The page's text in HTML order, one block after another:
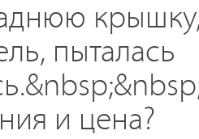
пыталась
и цена?